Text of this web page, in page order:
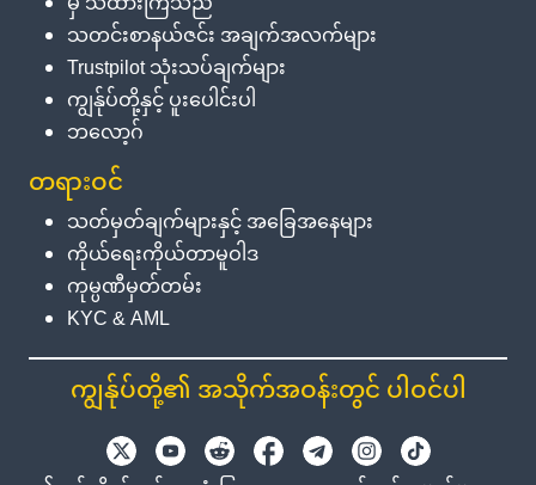
သတင်းစာနယ်ဇင်း အချက်အလက်များ
Trustpilot သုံးသပ်ချက်များ
ကျွန်ုပ်တို့နှင့် ပူးပေါင်းပါ
ဘလော့ဂ်
တရားဝင်
သတ်မှတ်ချက်များနှင့် အခြေအနေများ
ကိုယ်ရေးကိုယ်တာမူဝါဒ
ကုမ္ပဏီမှတ်တမ်း
KYC & AML
ကျွန်ုပ်တို့၏ အသိုက်အဝန်းတွင် ပါဝင်ပါ